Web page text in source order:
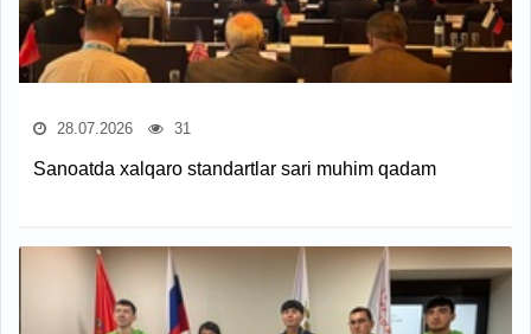
28.07.2026 31
Sanoatda xalqaro standartlar sari muhim qadam